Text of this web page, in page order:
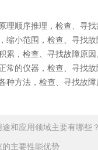
理顺序推理，检查、寻找
缩小范围，检查、寻找故
累，检查、寻找故障原因
常的仪器，检查、寻找故
种方法，检查、寻找故障
和应用领域主要有哪些？
主要性能优势